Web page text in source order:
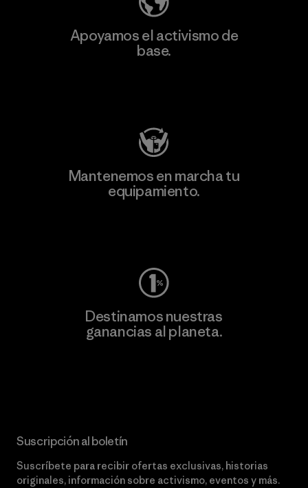
Apoyamos el activismo de
base.
Mantenemos en marcha tu
equipamiento.
Destinamos nuestras
ganancias al planeta.
Suscripción al boletín
Suscríbete para recibir ofertas exclusivas, historias
originales, información sobre activismo, eventos y más.